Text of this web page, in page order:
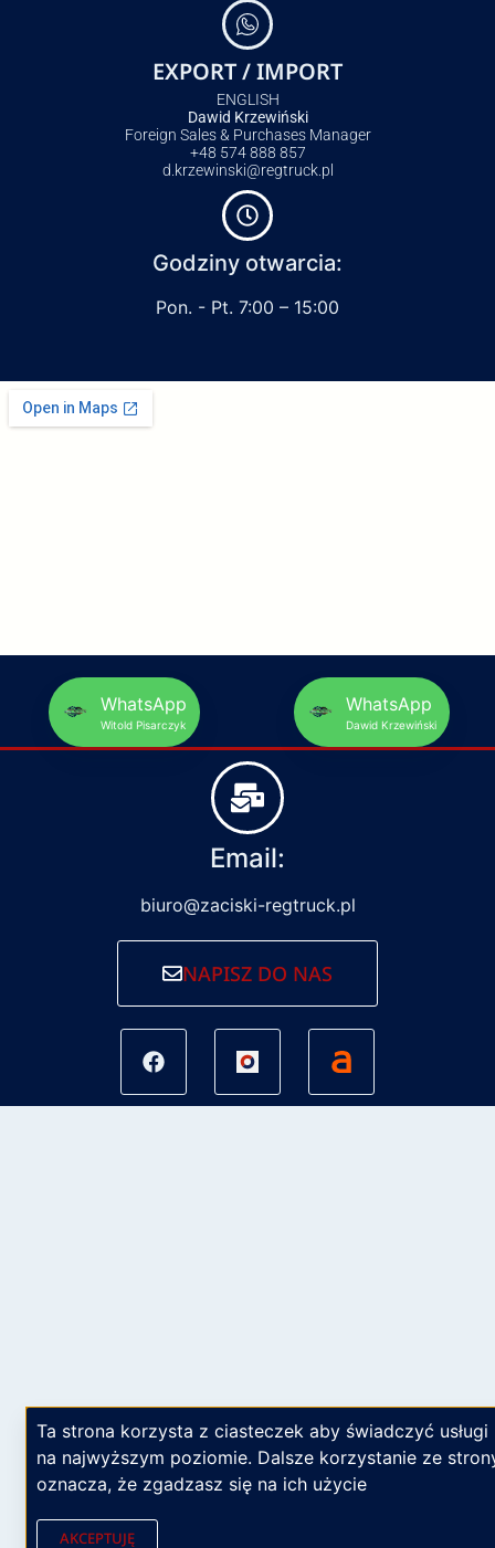
EXPORT / IMPORT
ENGLISH
Dawid Krzewiński
Foreign Sales & Purchases Manager
+48 574 888 857
d.krzewinski@regtruck.pl
Godziny otwarcia:
Pon. - Pt. 7:00 – 15:00
WhatsApp
Witold Pisarczyk
WhatsApp
Dawid Krzewiński
Email:
biuro@zaciski-regtruck.pl
NAPISZ DO NAS
Ta strona korzysta z ciasteczek aby świadczyć usługi
na najwyższym poziomie. Dalsze korzystanie ze
oznacza, że zgadzasz się na ich użycie
AKCEPTUJĘ